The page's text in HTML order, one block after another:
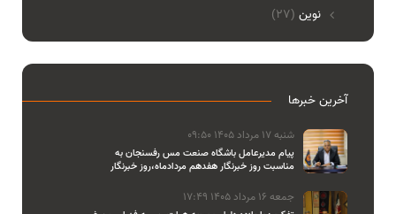
نوین (27)
آخرین خبرها
شنبه 17 مرداد 1405 09:50
پیام مدیرعامل باشگاه صنعت مس رفسنجان به
مناسبت روز خبرنگار هفدهم مردادماه،روز خبرنگار
جمعه 16 مرداد 1405 17:49